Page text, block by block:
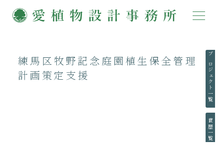
プロジェクト一覧
賞歴一覧
練馬区牧野記念庭園植生保全管理
計画策定支援